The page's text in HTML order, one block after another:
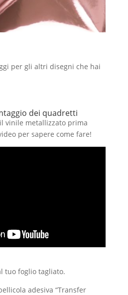
per gli altri disegni che hai
dei quadretti
vinile metallizzato prima
per sapere come fare!
tuo foglio tagliato.
adesiva “Transfer